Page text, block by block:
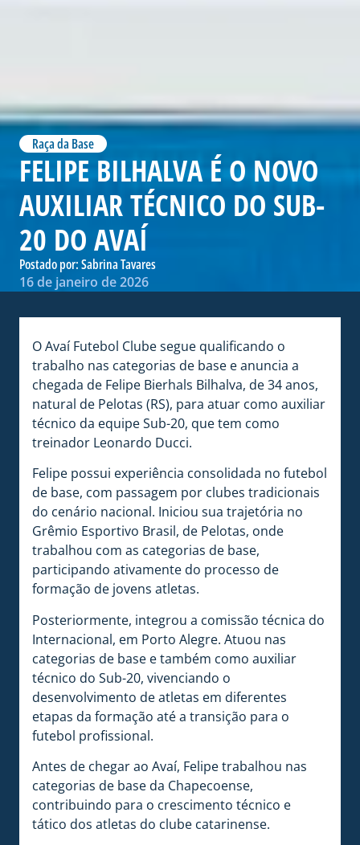
Raça da Base
FELIPE BILHALVA É O NOVO
AUXILIAR TÉCNICO DO SUB-
20 DO AVAÍ
Postado por:Sabrina Tavares
16 de janeiro de 2026
O Avaí Futebol Clube segue qualificando o
trabalho nas categorias de base e anuncia a
chegada de Felipe Bierhals Bilhalva, de 34 anos,
natural de Pelotas (RS), para atuar como auxiliar
técnico da equipe Sub-20, que tem como
treinador Leonardo Ducci.
Felipe possui experiência consolidada no futebol
de base, com passagem por clubes tradicionais
do cenário nacional. Iniciou sua trajetória no
Grêmio Esportivo Brasil, de Pelotas, onde
trabalhou com as categorias de base,
participando ativamente do processo de
formação de jovens atletas.
Posteriormente, integrou a comissão técnica do
Internacional, em Porto Alegre. Atuou nas
categorias de base e também como auxiliar
técnico do Sub-20, vivenciando o
desenvolvimento de atletas em diferentes
etapas da formação até a transição para o
futebol profissional.
Antes de chegar ao Avaí, Felipe trabalhou nas
categorias de base da Chapecoense,
contribuindo para o crescimento técnico e
tático dos atletas do clube catarinense.